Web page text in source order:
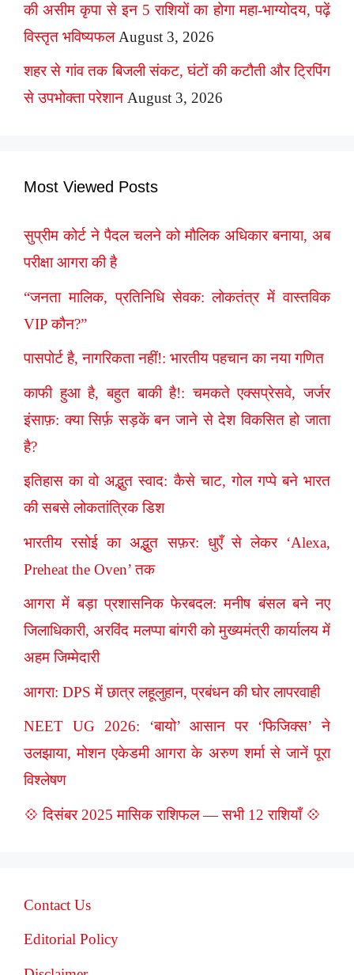
की असीम कृपा से इन 5 राशियों का होगा महा-भाग्योदय, पढ़ें
विस्तृत भविष्यफल August 3, 2026
शहर से गांव तक बिजली संकट, घंटों की कटौती और ट्रिपिंग
से उपभोक्ता परेशान August 3, 2026
Most Viewed Posts
सुप्रीम कोर्ट ने पैदल चलने को मौलिक अधिकार बनाया, अब
परीक्षा आगरा की है
“जनता मालिक, प्रतिनिधि सेवक: लोकतंत्र में वास्तविक
VIP कौन?”
पासपोर्ट है, नागरिकता नहीं!: भारतीय पहचान का नया गणित
काफी हुआ है, बहुत बाकी है!: चमकते एक्सप्रेसवे, जर्जर
इंसाफ़: क्या सिर्फ़ सड़कें बन जाने से देश विकसित हो जाता
है?
इतिहास का वो अद्भुत स्वाद: कैसे चाट, गोल गप्पे बने भारत
की सबसे लोकतांत्रिक डिश
भारतीय रसोई का अद्भुत सफ़र: धुएँ से लेकर ‘Alexa,
Preheat the Oven’ तक
आगरा में बड़ा प्रशासनिक फेरबदल: मनीष बंसल बने नए
जिलाधिकारी, अरविंद मलप्पा बांगरी को मुख्यमंत्री कार्यालय में
अहम जिम्मेदारी
आगरा: DPS में छात्र लहूलुहान, प्रबंधन की घोर लापरवाही
NEET UG 2026: ‘बायो’ आसान पर ‘फिजिक्स’ ने
उलझाया, मोशन एकेडमी आगरा के अरुण शर्मा से जानें पूरा
विश्लेषण
💠 दिसंबर 2025 मासिक राशिफल — सभी 12 राशियाँ 💠
Contact Us
Editorial Policy